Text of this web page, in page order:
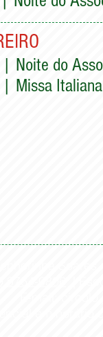
| Noite do
| Missa